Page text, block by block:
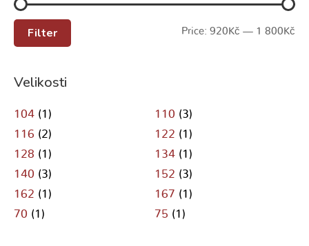
Filter Price: 920Kč — 1 800Kč
Velikosti
104 (1) 110 (3)
116 (2) 122 (1)
128 (1) 134 (1)
140 (3) 152 (3)
162 (1) 167 (1)
70 (1) 75 (1)